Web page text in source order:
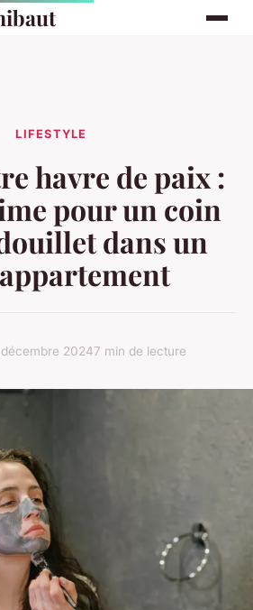
LIFESTYLE
havre de paix :
pour un coin
dans un
20247 min de lecture